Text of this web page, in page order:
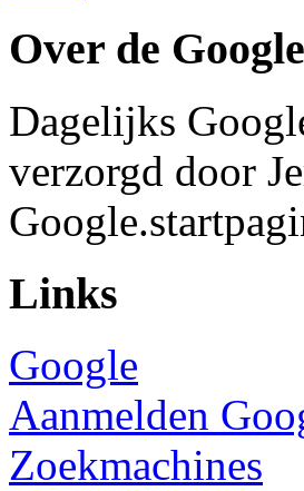
Over de
Dagelijks
verzorgd door
Links
Google
Aanmelden
Zoekmachines